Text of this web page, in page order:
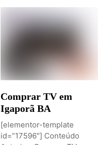
Comprar TV em
Igaporã BA
[elementor-template
id=”17596″] Conteúdo